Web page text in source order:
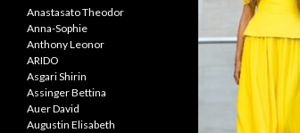
Anastasato Theodor
Anna-Sophie
Anthony Leonor
ARIDO
Asgari Shirin
Assinger Bettina
Auer David
Augustin Elisabeth